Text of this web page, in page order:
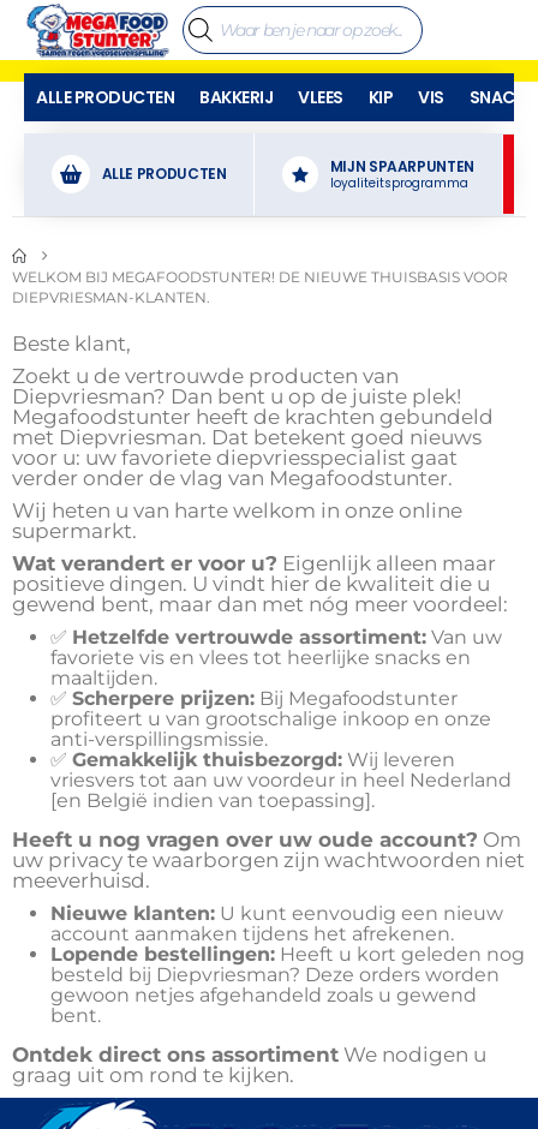
ALLE PRODUCTEN BAKKERIJ VLEES KIP VIS SNACKS
ALLE PRODUCTEN MIJN SPAARPUNTEN
loyaliteitsprogramma
WELKOM BIJ MEGAFOODSTUNTER! DE NIEUWE THUISBASIS VOOR
DIEPVRIESMAN-KLANTEN.
Beste klant,
Zoekt u de vertrouwde producten van
Diepvriesman? Dan bent u op de juiste plek!
Megafoodstunter heeft de krachten gebundeld
met Diepvriesman. Dat betekent goed nieuws
voor u: uw favoriete diepvriesspecialist gaat
verder onder de vlag van Megafoodstunter.
Wij heten u van harte welkom in onze online
supermarkt.
Wat verandert er voor u? Eigenlijk alleen maar
positieve dingen. U vindt hier de kwaliteit die u
gewend bent, maar dan met nóg meer voordeel:
✅ Hetzelfde vertrouwde assortiment: Van uw
favoriete vis en vlees tot heerlijke snacks en
maaltijden.
✅ Scherpere prijzen: Bij Megafoodstunter
profiteert u van grootschalige inkoop en onze
anti-verspillingsmissie.
✅ Gemakkelijk thuisbezorgd: Wij leveren
vriesvers tot aan uw voordeur in heel Nederland
[en België indien van toepassing].
Heeft u nog vragen over uw oude account? Om
uw privacy te waarborgen zijn wachtwoorden niet
meeverhuisd.
Nieuwe klanten: U kunt eenvoudig een nieuw
account aanmaken tijdens het afrekenen.
Lopende bestellingen: Heeft u kort geleden nog
besteld bij Diepvriesman? Deze orders worden
gewoon netjes afgehandeld zoals u gewend
bent.
Ontdek direct ons assortiment We nodigen u
graag uit om rond te kijken.